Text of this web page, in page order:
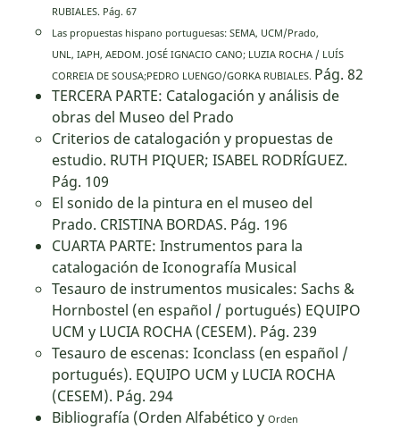
RUBIALES. Pág. 67
Las propuestas hispano portuguesas: SEMA, UCM/Prado,
UNL, IAPH, AEDOM. JOSÉ IGNACIO CANO; LUZIA ROCHA / LUÍS
CORREIA DE SOUSA;PEDRO LUENGO/GORKA RUBIALES. Pág. 82
TERCERA PARTE: Catalogación y análisis de
obras del Museo del Prado
Criterios de catalogación y propuestas de
estudio. RUTH PIQUER; ISABEL RODRÍGUEZ.
Pág. 109
El sonido de la pintura en el museo del
Prado. CRISTINA BORDAS. Pág. 196
CUARTA PARTE: Instrumentos para la
catalogación de Iconografía Musical
Tesauro de instrumentos musicales: Sachs &
Hornbostel (en español / portugués) EQUIPO
UCM y LUCIA ROCHA (CESEM). Pág. 239
Tesauro de escenas: Iconclass (en español /
portugués). EQUIPO UCM y LUCIA ROCHA
(CESEM). Pág. 294
Bibliografía (Orden Alfabético y Orden